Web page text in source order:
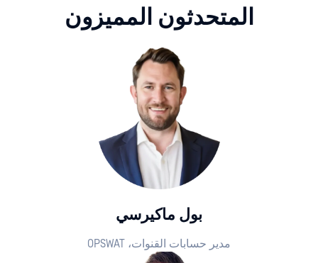
المتحدثون المميزون
بول ماكيرسي
مدير حسابات القنوات، OPSWAT